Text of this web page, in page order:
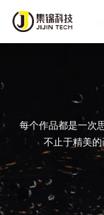
每个作品都是一次
不止于精美